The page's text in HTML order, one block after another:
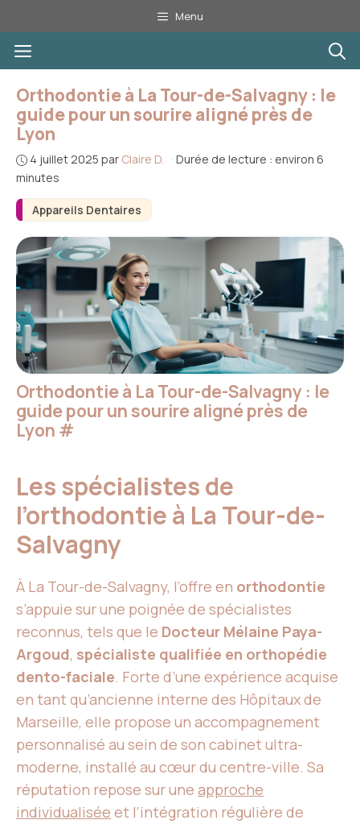
au
contenu
Menu
Menu
Appareils Dentaires
Orthodontie à La Tour-de-Salvagny : le
guide pour un sourire aligné près de
Lyon
4 juillet 2025 par Claire D. · Durée de lecture : environ 6
minutes
Orthodontie à La Tour-de-Salvagny : le
guide pour un sourire aligné près de
Lyon #
Les spécialistes de
l’orthodontie à La Tour-de-
Salvagny
À La Tour-de-Salvagny, l’offre en orthodontie
s’appuie sur une poignée de spécialistes
reconnus, tels que le Docteur Mélaine Paya-
Argoud, spécialiste qualifiée en orthopédie
dento-faciale. Forte d’une expérience acquise
en tant qu’ancienne interne des Hôpitaux de
Marseille, elle propose un accompagnement
personnalisé au sein de son cabinet ultra-
moderne, installé au cœur du centre-ville. Sa
réputation repose sur une approche
individualisée et l’intégration régulière de